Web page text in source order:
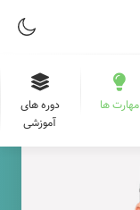
مهارت ها
دوره های
آموزشی